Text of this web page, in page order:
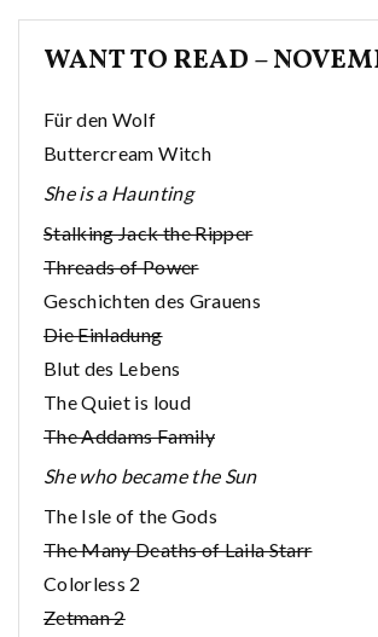
WANT TO READ –
Für den Wolf
Buttercream Witch
She is a Haunting
Stalking Jack the Ripper
Threads of Power
Geschichten des Grauens
Die Einladung
Blut des Lebens
The Quiet is loud
The Addams Family
She who became the Sun
The Isle of the Gods
The Many Deaths of Laila Starr
Colorless 2
Zetman 2